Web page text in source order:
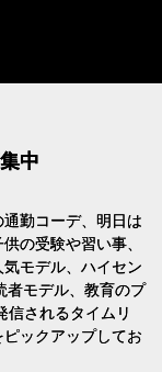
中
勤コーデ、明日は
の受験や習い事、
気モデル、ハイセン
者モデル、教育のプ
信されるタイムリ
ピックアップしてお